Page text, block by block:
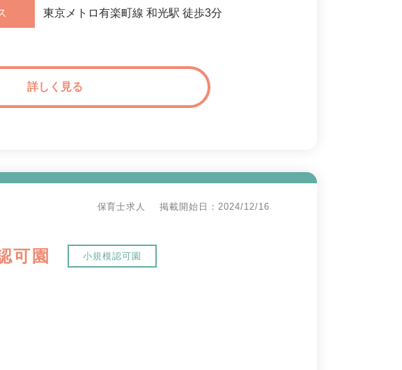
東京メトロ有楽町線 和光駅 徒歩3分
詳しく見る
保育士求人 掲載開始日：2024/12/16
可園 小規模認可園